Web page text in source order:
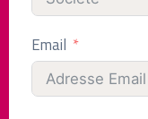
Email